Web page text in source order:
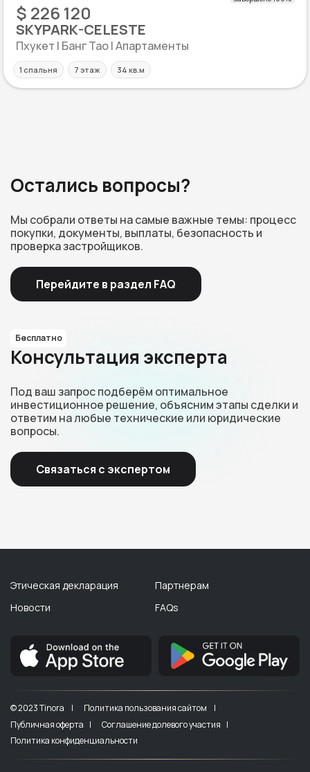
$ 226 120
SKYPARK-CELESTE
Пхукет | Банг Тао | Апартаменты
1 спальня 7 этаж 34 кв.м
Остались вопросы?
Мы собрали ответы на самые важные темы: процесс
покупки, документы, выплаты, безопасность и
проверка застройщиков.
Перейдите в раздел FAQ
Бесплатно
Консультация эксперта
Под ваш запрос подберём оптимальное
инвестиционное решение, объясним этапы сделки и
ответим на любые технические или юридические
вопросы.
Связаться с экспертом
Этическая декларация
Новости
Партнерам
FAQs
© 2023 Tinora |
Политика пользования сайтом |
Публичная оферта |
Соглашение долевого участия |
Политика конфиденциальности